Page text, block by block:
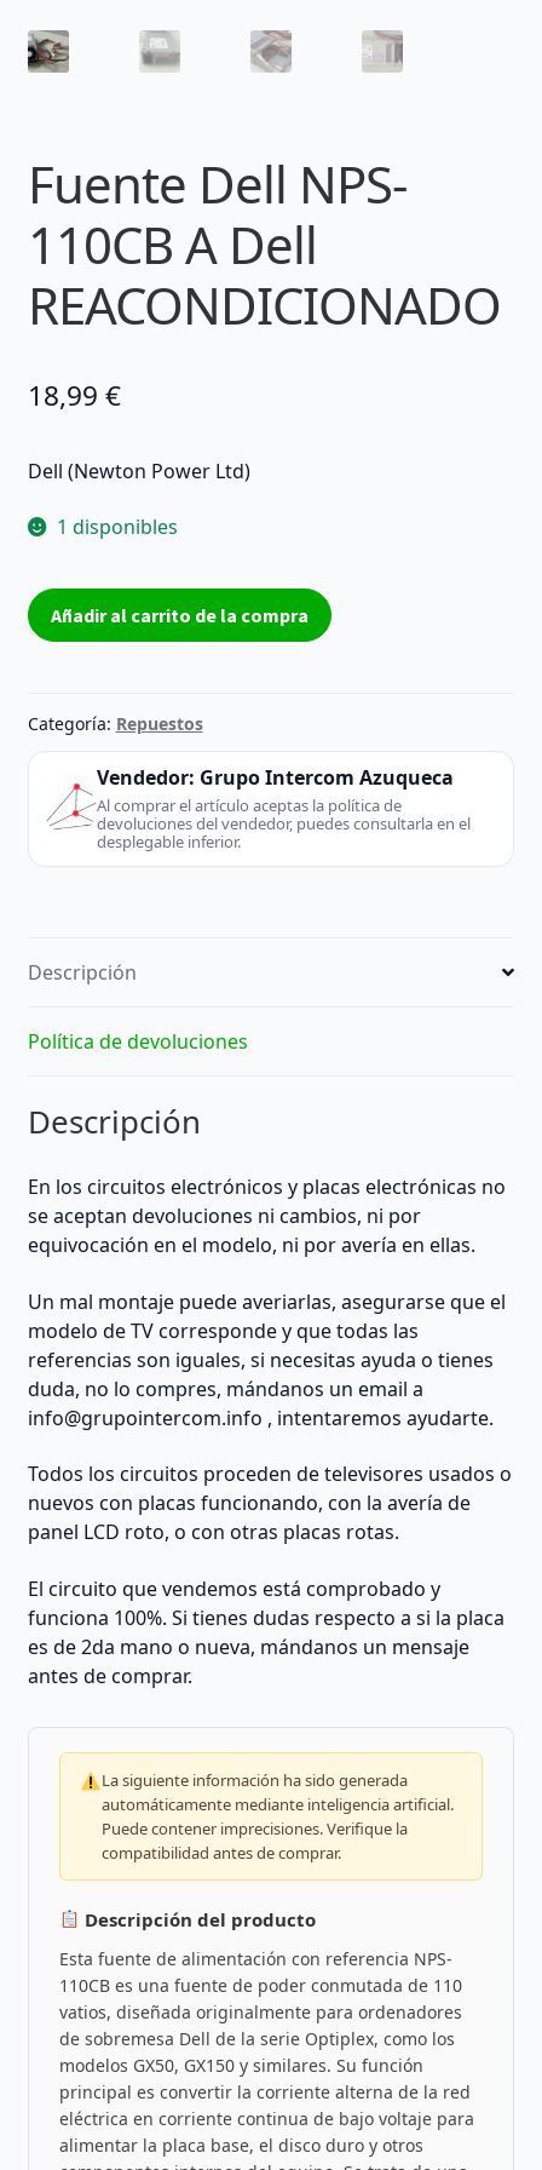
Fuente Dell NPS-
110CB A Dell
REACONDICIONADO
18,99 €
Dell (Newton Power Ltd)
1 disponibles
Fuente
Dell
A
Dell
REACONDICIONADO
cantidad
Añadir al carrito de la compra
Categoría: Repuestos
Vendedor: Grupo Intercom Azuqueca
Al comprar el artículo aceptas la política de
devoluciones del vendedor, puedes consultarla en el
desplegable inferior.
Descripción
Política de devoluciones
Descripción
En los circuitos electrónicos y placas electrónicas no
se aceptan devoluciones ni cambios, ni por
equivocación en el modelo, ni por avería en ellas.
Un mal montaje puede averiarlas, asegurarse que el
modelo de TV corresponde y que todas las
referencias son iguales, si necesitas ayuda o tienes
duda, no lo compres, mándanos un email a
info@grupointercom.info , intentaremos ayudarte.
Todos los circuitos proceden de televisores usados o
nuevos con placas funcionando, con la avería de
panel LCD roto, o con otras placas rotas.
El circuito que vendemos está comprobado y
funciona 100%. Si tienes dudas respecto a si la placa
es de 2da mano o nueva, mándanos un mensaje
antes de comprar.
La siguiente información ha sido generada
automáticamente mediante inteligencia artificial.
Puede contener imprecisiones. Verifique la
compatibilidad antes de comprar.
Descripción del producto
Esta fuente de alimentación con referencia NPS-
110CB es una fuente de poder conmutada de 110
vatios, diseñada originalmente para ordenadores
de sobremesa Dell de la serie Optiplex, como los
modelos GX50, GX150 y similares. Su función
principal es convertir la corriente alterna de la red
eléctrica en corriente continua de bajo voltaje para
alimentar la placa base, el disco duro y otros